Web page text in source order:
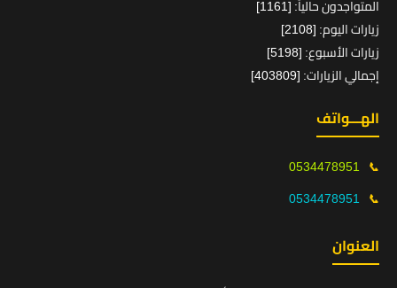
المتواجدون حالياً: [1161]
زيارات اليوم: [2108]
زيارات الأسبوع: [5198]
إجمالي الزيارات: [403809]
الهـــواتف
📞
0534478951
📞
0534478951
العنوان